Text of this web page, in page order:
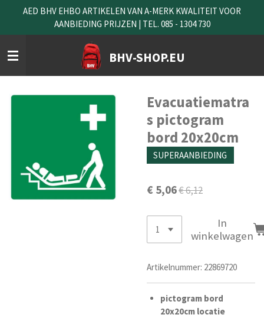
naar
de
hoofdinhoud
BHV-SHOP.EU
AED BHV EHBO ARTIKELEN VAN A-MERK KWALITEIT VOOR
AANBIEDING PRIJZEN | TEL. 085 - 1304 730
Evacuatiematra
s pictogram
bord 20x20cm
SUPERAANBIEDING
€ 5,06€ 6,12
In
winkelwagen
Artikelnummer: 22869720
pictogram bord
20x20cm locatie